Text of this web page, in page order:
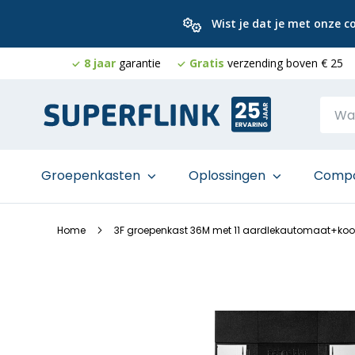
Wist je dat je met onze
8 jaar garantie Gratis verzending boven € 25
naar
de
Groepenkasten Oplossingen
Home 3F groepenkast 36M met 11